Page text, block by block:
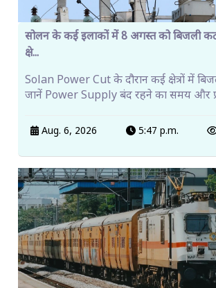
सोलन के कई इलाकों में 8 अगस्त को बिजली
क्षे...
Solan Power Cut के दौरान कई क्षेत्रों में
जानें Power Supply बंद रहने का समय और
Aug. 6, 2026 5:47 p.m.